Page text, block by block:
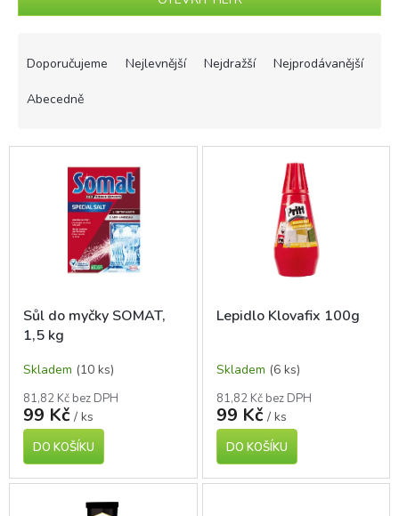
Doporučujeme Nejlevnější Nejdražší Nejprodávanější
Abecedně
V
d
u
t
ů
Sůl do myčky SOMAT,
1,5 kg
Skladem (10 ks)
81,82 Kč bez DPH
99 Kč / ks
DO KOŠÍKU
Lepidlo Klovafix 100g
Skladem (6 ks)
81,82 Kč bez DPH
99 Kč / ks
DO KOŠÍKU